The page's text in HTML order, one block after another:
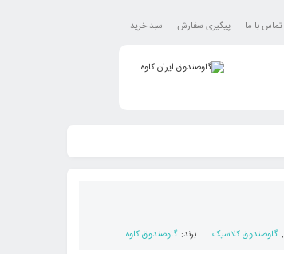
تماس با ما پیگیری سفارش سبد خرید
, گاوصندوق کلاسیک برند: گاوصندوق کاوه